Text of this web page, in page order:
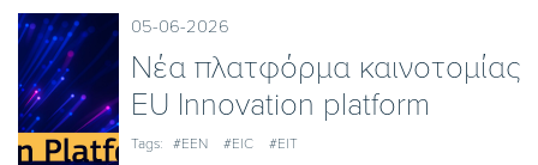
05-06-2026
Nέα πλατφόρμα καινοτομίας
EU Innovation platform
Tags: #EEN #EIC #EIT